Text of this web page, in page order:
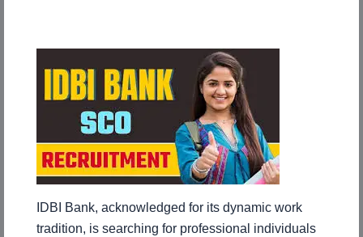
IDBI Bank, acknowledged for its dynamic work
tradition, is searching for professional individuals